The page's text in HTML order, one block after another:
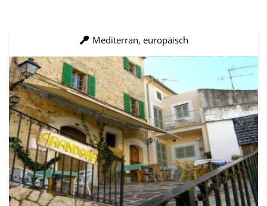
Mediterran, europäisch